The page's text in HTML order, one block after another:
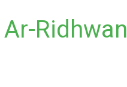
Ridhwan